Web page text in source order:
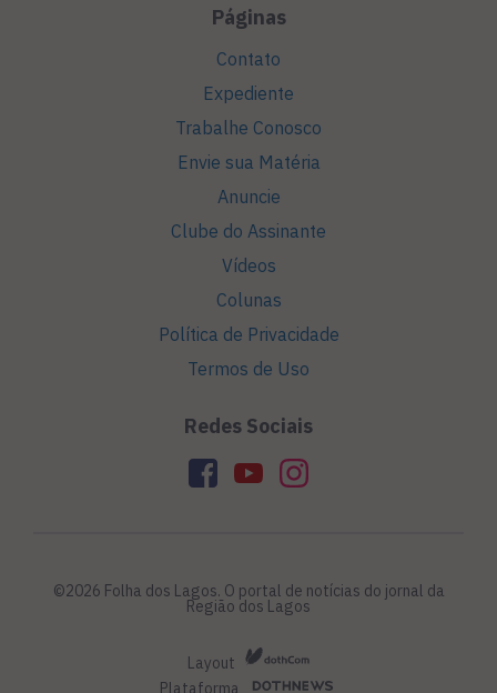
Páginas
Contato
Expediente
Trabalhe Conosco
Envie sua Matéria
Anuncie
Clube do Assinante
Vídeos
Colunas
Política de Privacidade
Termos de Uso
Redes Sociais
©2026 Folha dos Lagos. O portal de notícias do jornal da
Região dos Lagos
Layout
Plataforma